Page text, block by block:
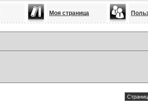
Моя страница